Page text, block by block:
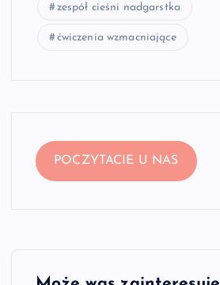
zespół cieśni nadgarstka
ćwiczenia wzmacniające
POCZYTACIE U NAS